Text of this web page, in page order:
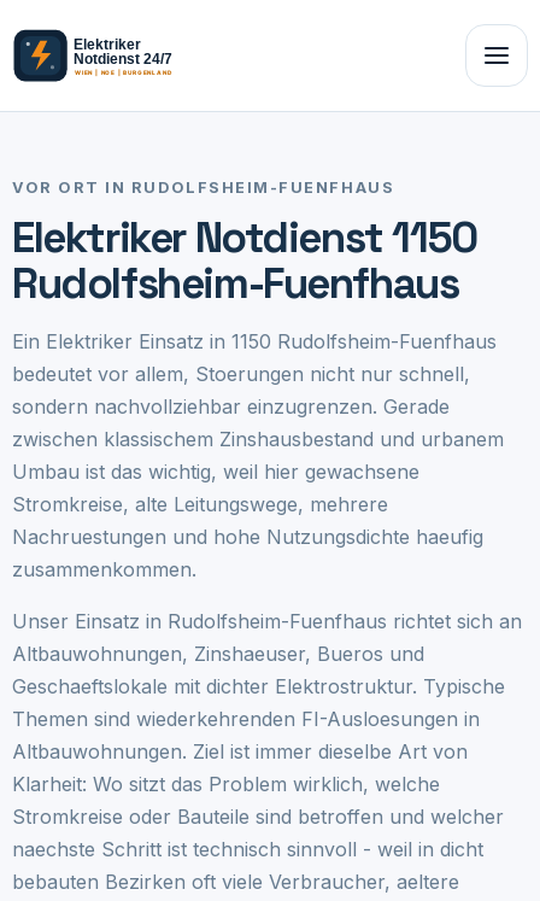
VOR ORT IN RUDOLFSHEIM-FUENFHAUS
Elektriker Notdienst 1150
Rudolfsheim-Fuenfhaus
Ein Elektriker Einsatz in 1150 Rudolfsheim-Fuenfhaus
bedeutet vor allem, Stoerungen nicht nur schnell,
sondern nachvollziehbar einzugrenzen. Gerade
zwischen klassischem Zinshausbestand und urbanem
Umbau ist das wichtig, weil hier gewachsene
Stromkreise, alte Leitungswege, mehrere
Nachruestungen und hohe Nutzungsdichte haeufig
zusammenkommen.
Unser Einsatz in Rudolfsheim-Fuenfhaus richtet sich an
Altbauwohnungen, Zinshaeuser, Bueros und
Geschaeftslokale mit dichter Elektrostruktur. Typische
Themen sind wiederkehrenden FI-Ausloesungen in
Altbauwohnungen. Ziel ist immer dieselbe Art von
Klarheit: Wo sitzt das Problem wirklich, welche
Stromkreise oder Bauteile sind betroffen und welcher
naechste Schritt ist technisch sinnvoll - weil in dicht
bebauten Bezirken oft viele Verbraucher, aeltere